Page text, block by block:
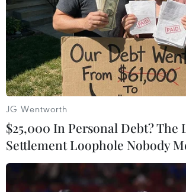
Hàn Quốc tuyên bố sẽ giáng
Triều Tiên khiêu khích
JG Wentworth
$25,000 In Personal Debt? The
Settlement Loophole Nobody